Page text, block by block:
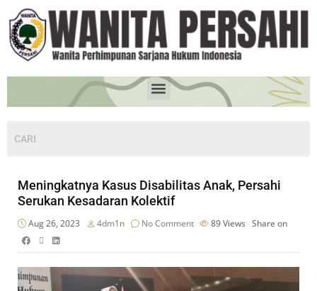
Meningkatnya Kasus Disabilitas Anak, Persahi
Serukan Kesadaran Kolektif
Aug 26, 2023 4dm1n No Comment 89Views Share on